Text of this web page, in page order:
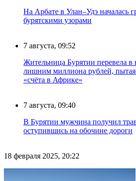
На Арбате в Улан–Удэ началась
бурятскими узорами
7 августа, 09:52
Жительница Бурятии перевела в
лишним миллиона рублей,
«счёта в Африке»
7 августа, 09:40
В Бурятии мужчина получил
оступившись на обочине дороги
18 февраля 2025, 20:22